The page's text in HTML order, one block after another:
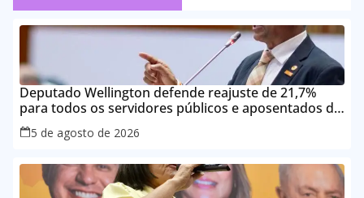
Deputado Wellington defende reajuste de 21,7%
para todos os servidores públicos e aposentados do
Maranhão
5 de agosto de 2026